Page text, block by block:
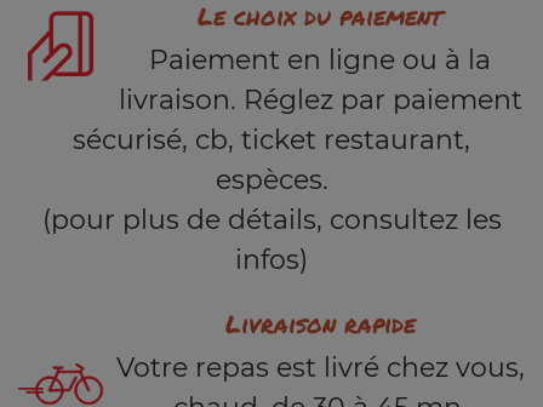
Le choix du paiement
Paiement en ligne ou à la
livraison. Réglez par paiement
sécurisé, cb, ticket restaurant,
espèces.
(pour plus de détails, consultez les
infos)
Livraison rapide
Votre repas est livré chez vous,